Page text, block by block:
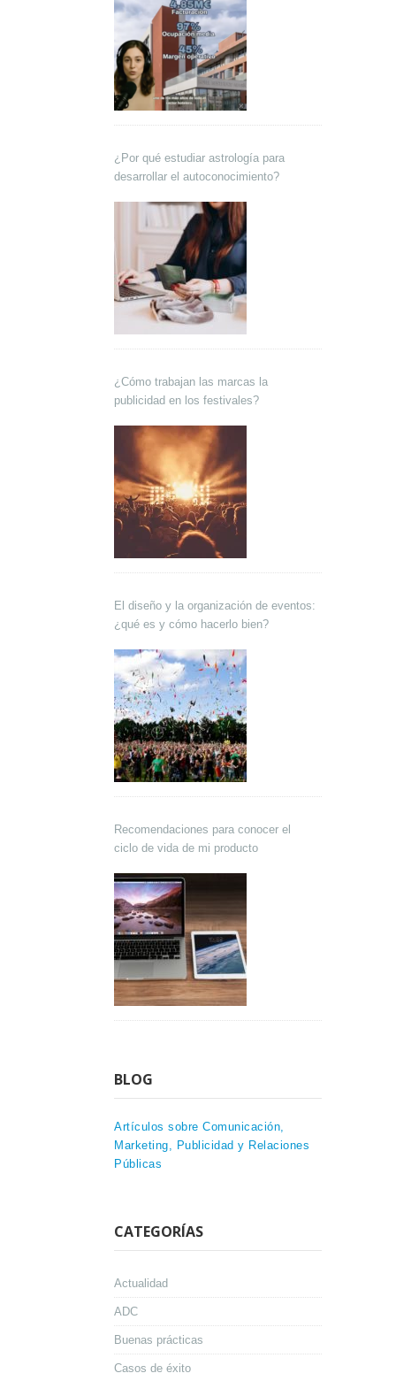
¿Por qué estudiar astrología para
desarrollar el autoconocimiento?
¿Cómo trabajan las marcas la
publicidad en los festivales?
El diseño y la organización de eventos:
¿qué es y cómo hacerlo bien?
Recomendaciones para conocer el
ciclo de vida de mi producto
BLOG
Artículos sobre Comunicación,
Marketing, Publicidad y Relaciones
Públicas
CATEGORÍAS
Actualidad
ADC
Buenas prácticas
Casos de éxito